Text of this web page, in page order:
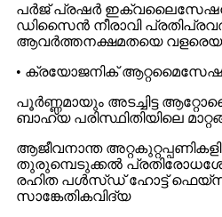
പർജ് പ്രഷർ
ഡിസൈൻ നീരാവി
ആവർത്തനക്ഷമതയെ
• ക്രയോജനിക് ആറ്റമൈസേഷൻ
പൂർണ്ണമായും അടച്ചിട്ട
ബാഹ്യ പരിസ്ഥിതിയിലെ
ആജീവനാന്ത
തുരുമ്പെടുക്കൽ
രഹിത പൾസ്ഡ് ഹോട്ട്
സാങ്കേതികവിദ്യ